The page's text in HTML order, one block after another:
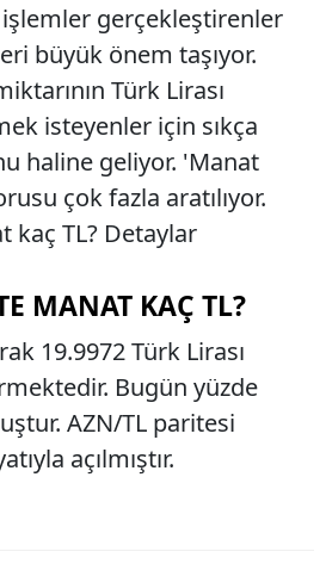
işlemler gerçekleştirenler
büyük önem taşıyor.
Türk Lirası
isteyenler için sıkça
haline geliyor. 'Manat
çok fazla aratılıyor.
kaç TL? Detaylar
MANAT KAÇ TL?
19.9972 Türk Lirası
Bugün yüzde
AZN/TL paritesi
açılmıştır.